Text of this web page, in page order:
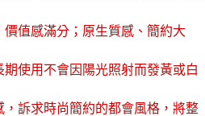
值感滿分；原生質感、簡約大
使用不會因陽光照射而發黃或白
訴求時尚簡約的都會風格，將整